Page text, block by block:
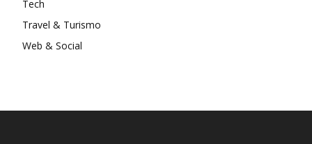
Tech
Travel & Turismo
Web & Social